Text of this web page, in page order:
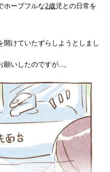
ホープフルな2歳児との日常を
けていたずらしようとしまし
いしたのですが…。